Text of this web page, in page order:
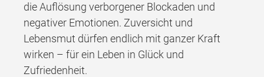
die Auflösung verborgener Blockaden und
negativer Emotionen. Zuversicht und
Lebensmut dürfen endlich mit ganzer Kraft
wirken – für ein Leben in Glück und
Zufriedenheit.